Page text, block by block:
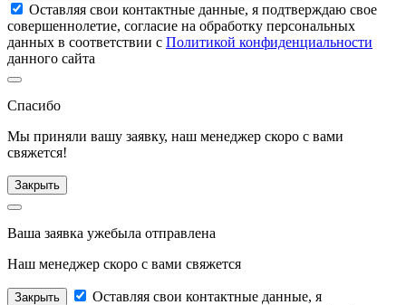
Оставляя свои контактные данные, я подтверждаю свое
совершеннолетие, согласие на обработку персональных
данных в соответствии с Политикой конфиденциальности
данного сайта
Спасибо
Мы приняли вашу заявку, наш менеджер скоро с вами
свяжется!
Закрыть
Ваша заявка ужебыла отправлена
Наш менеджер скоро с вами свяжется
Закрыть
Оставляя свои контактные данные, я